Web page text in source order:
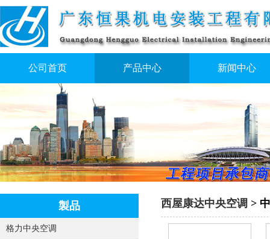
公司首页 产品中心 新闻中心
製品
格力中央空调
西屋康达中央空调 >